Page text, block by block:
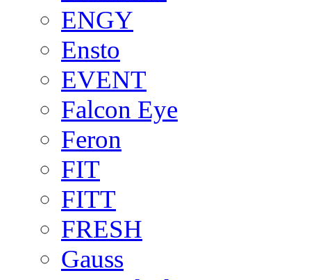
ENGY
Ensto
EVENT
Falcon Eye
Feron
FIT
FITT
FRESH
Gauss